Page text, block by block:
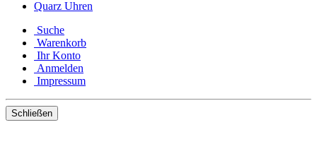
Quarz Uhren
Suche
Warenkorb
Ihr Konto
Anmelden
Impressum
Schließen